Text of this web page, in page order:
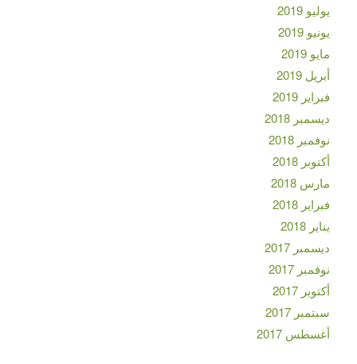
يوليو 2019
يونيو 2019
مايو 2019
أبريل 2019
فبراير 2019
ديسمبر 2018
نوفمبر 2018
أكتوبر 2018
مارس 2018
فبراير 2018
يناير 2018
ديسمبر 2017
نوفمبر 2017
أكتوبر 2017
سبتمبر 2017
أغسطس 2017